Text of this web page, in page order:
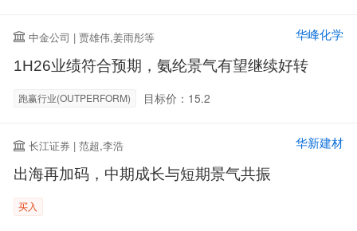
中金公司 | 贾雄伟,姜雨彤等 华峰化学
1H26业绩符合预期，氨纶景气有望继续好转
跑赢行业(OUTPERFORM) 目标价：15.2
长江证券 | 范超,李浩 华新建材
出海再加码，中期成长与短期景气共振
买入